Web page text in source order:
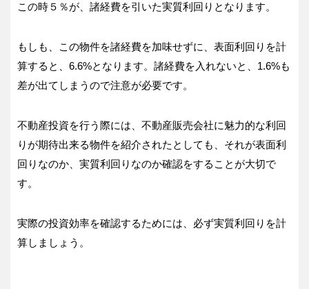
この時５％が、諸経費を引いた実質利回りとなります。
もしも、この物件を諸経費を加味せずに、表面利回りを計
算すると、6.6%となります。諸経費を入れないと、1.6%も
差が出てしまうので注意が必要です。
不動産投資を行う際には、不動産販売会社に魅力的な利回
りが期待出来る物件を紹介されたとしても、それが表面利
回りなのか、実質利回りなのか確認をすることが大切で
す。
実際の投資効率を確認するためには、必ず実質利回りを計
算しましょう。